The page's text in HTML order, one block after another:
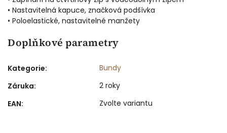
• Nastavitelná kapuce, značková podšívka
• Poloelastické, nastavitelné manžety
Doplňkové parametry
Kategorie:
Bundy
Záruka:
2 roky
EAN: Zvolte variantu